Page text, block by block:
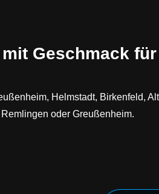
Geschmack
Helmstadt, Birkenfeld,
oder Greußenheim.